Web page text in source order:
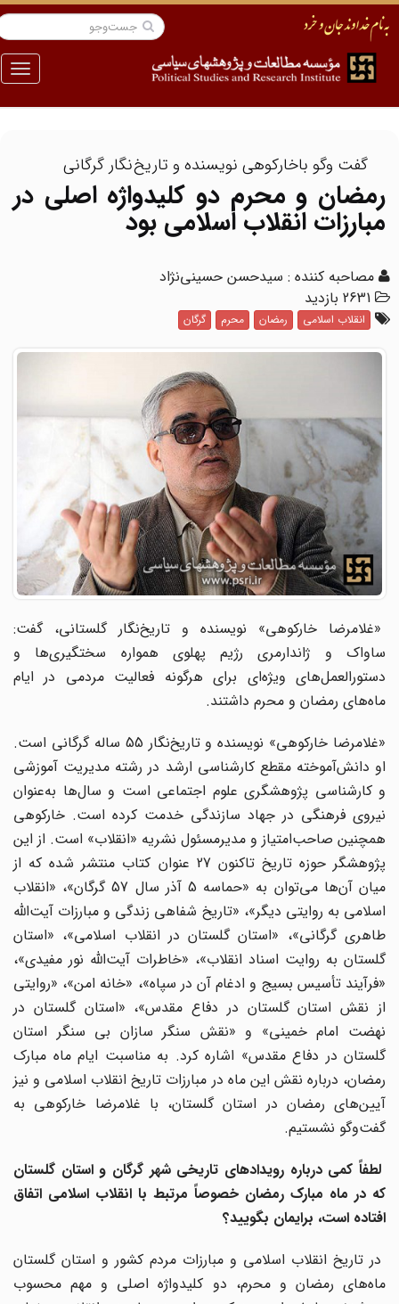
منو
گفت وگو باخارکوهی نویسنده و تاریخ‌نگار گرگانی
رمضان و محرم دو کلیدواژه اصلی در
مبارزات انقلاب اسلامی بود
مصاحبه کننده : سیدحسن حسینی‌نژاد
2631 بازدید
انقلاب اسلامی رمضان محرم گرگان
«غلامرضا خارکوهی» نویسنده و تاریخ‌نگار گلستانی، گفت:
ساواک و ژاندارمری رژیم پهلوی همواره سختگیری‌ها و
دستورالعمل‌های ویژه‌ای برای هرگونه فعالیت مردمی در ایام
ماه‌های رمضان و محرم داشتند.
«غلامرضا خارکوهی» نویسنده و تاریخ‌نگار 55 ساله گرگانی است.
او دانش‌آموخته مقطع کارشناسی ارشد در رشته مدیریت آموزشی
و کارشناسی پژوهشگری علوم اجتماعی است و سال‌ها به‌عنوان
نیروی فرهنگی در جهاد سازندگی خدمت کرده است. خارکوهی
همچنین صاحب‌امتیاز و مدیرمسئول نشریه «انقلاب» است. از این
پژوهشگر حوزه تاریخ تاکنون 27 عنوان کتاب منتشر شده که از
میان آن‌ها می‌توان به «حماسه 5 آذر سال 57 گرگان»، «انقلاب
اسلامی به روایتی دیگر»، «تاریخ شفاهی زندگی و مبارزات آیت‌الله
طاهری گرگانی»، «استان گلستان در انقلاب اسلامی»، «استان
گلستان به روایت اسناد انقلاب»، «خاطرات آیت‌الله نور مفیدی»،
«فرآیند تأسیس بسیج و ادغام آن در سپاه»، «خانه امن»، «روایتی
از نقش استان گلستان در دفاع مقدس»، «استان گلستان در
نهضت امام خمینی» و «نقش سنگر سازان بی سنگر استان
گلستان در دفاع مقدس» اشاره کرد. به مناسبت ایام ماه مبارک
رمضان، درباره نقش این ماه در مبارزات تاریخ انقلاب اسلامی و نیز
آیین‌های رمضان در استان گلستان، با غلامرضا خارکوهی به
گفت‌وگو نشستیم.
لطفاً کمی درباره رویدادهای تاریخی شهر گرگان و استان گلستان
که در ماه مبارک رمضان خصوصاً مرتبط با انقلاب اسلامی اتفاق
افتاده است، برایمان بگویید؟
در تاریخ انقلاب اسلامی و مبارزات مردم کشور و استان گلستان
ماه‌های رمضان و محرم، دو کلیدواژه اصلی و مهم محسوب